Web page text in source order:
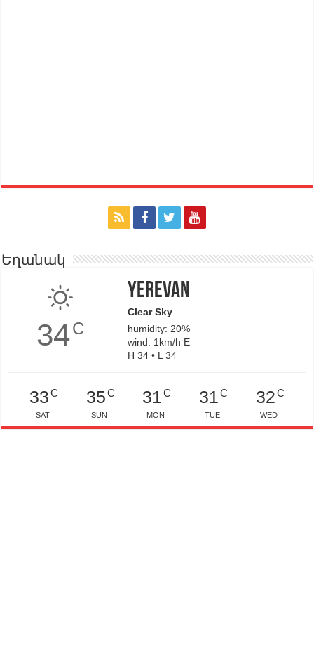
Եղանակ
34C
Yerevan
Clear Sky
humidity: 20%
wind: 1km/h E
H 34 • L 34
33C
SAT
35C
SUN
31 C
MON
31C
TUE
32C
WED